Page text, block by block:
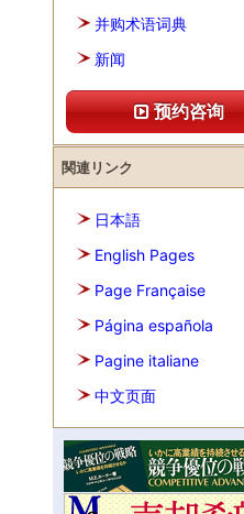
并购术语词典
新闻
预约咨询
関連リンク
日本語
English Pages
Page Française
Página española
Pagine italiane
中文页面